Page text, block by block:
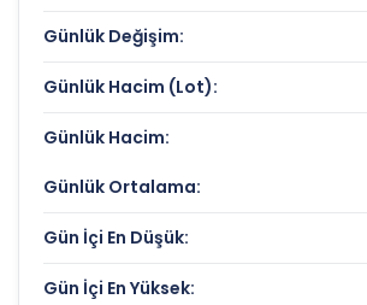
Günlük Değişim:
Günlük Hacim (Lot):
Günlük Hacim:
Günlük Ortalama:
Gün İçi En Düşük:
Gün İçi En Yüksek: